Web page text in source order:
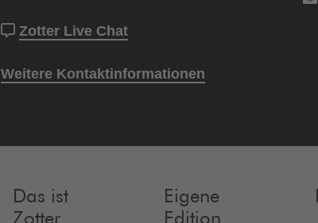
Zotter Live Chat
Weitere Kontaktinformationen
Das ist
Zotter
Eigene
Edition